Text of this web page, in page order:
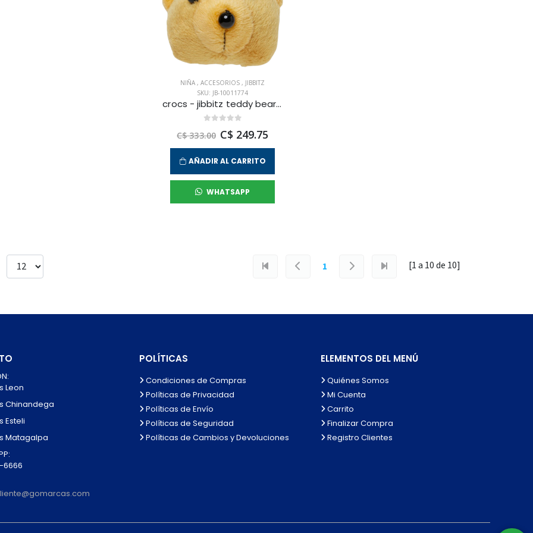
NIÑA , ACCESORIOS , JIBBITZ
SKU: JB-10011774
crocs - jibbitz teddy bear face unisex
C$ 333.00 C$ 249.75
AÑADIR AL CARRITO
WHATSAPP
1 [1 a 10de 10]
Leon
Chinandega
Esteli
Matagalpa
6666
POLÍTICAS
Condiciones de Compras
Políticas de Privacidad
Políticas de Envío
Políticas de Seguridad
Políticas de Cambios y Devoluciones
ELEMENTOS DEL MENÚ
Quiénes Somos
Mi Cuenta
Carrito
Finalizar Compra
Registro Clientes